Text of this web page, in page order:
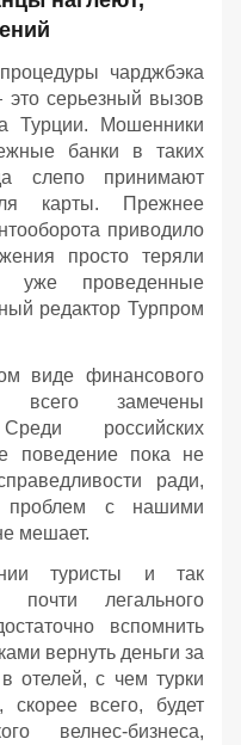
чарджбэка
серьезный вызов
Турции. Мошенники
банки в таких
слепо принимают
карты. Прежнее
приводило
просто теряли
уже проведенные
редактор Турпром
виде финансового
всего замечены
российских
поведение пока не
ради,
проблем с нашими
мешает.
туристы и так
почти легального
вспомнить
вернуть деньги за
отелей, с чем турки
скорее всего, будет
велнес-бизнеса,